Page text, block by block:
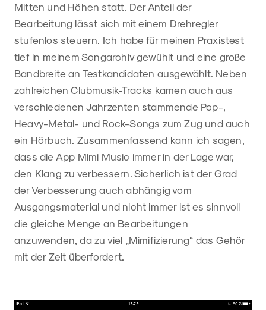
Mitten und Höhen statt. Der Anteil der
Bearbeitung lässt sich mit einem Drehregler
stufenlos steuern. Ich habe für meinen Praxistest
tief in meinem Songarchiv gewühlt und eine große
Bandbreite an Testkandidaten ausgewählt. Neben
zahlreichen Clubmusik-Tracks kamen auch aus
verschiedenen Jahrzenten stammende Pop-,
Heavy-Metal- und Rock-Songs zum Zug und auch
ein Hörbuch. Zusammenfassend kann ich sagen,
dass die App Mimi Music immer in der Lage war,
den Klang zu verbessern. Sicherlich ist der Grad
der Verbesserung auch abhängig vom
Ausgangsmaterial und nicht immer ist es sinnvoll
die gleiche Menge an Bearbeitungen
anzuwenden, da zu viel „Mimifizierung“ das Gehör
mit der Zeit überfordert.